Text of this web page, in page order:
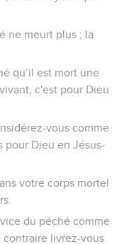
ne meurt plus ; la
qu’il est mort une
c'est pour Dieu
vous comme
pour Dieu en Jésus-
votre corps mortel
du péché comme
contraire livrez-vous